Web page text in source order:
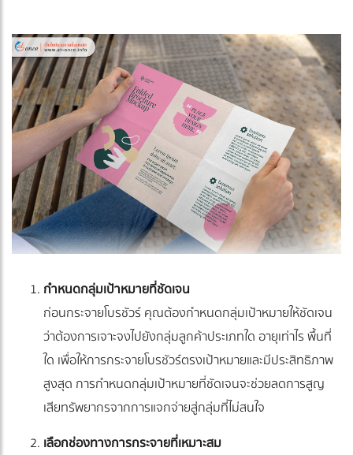
กำหนดกลุ่มเป้าหมายที่ชัดเจน
ก่อนกระจายโบรชัวร์ คุณต้องกำหนดกลุ่มเป้าหมายให้ชัดเจน
ว่าต้องการเจาะจงไปยังกลุ่มลูกค้าประเภทใด อายุเท่าไร พื้นที่
ใด เพื่อให้การกระจายโบรชัวร์ตรงเป้าหมายและมีประสิทธิภาพ
สูงสุด การกำหนดกลุ่มเป้าหมายที่ชัดเจนจะช่วยลดการสูญ
เสียทรัพยากรจากการแจกจ่ายสู่กลุ่มที่ไม่สนใจ
เลือกช่องทางการกระจายที่เหมาะสม